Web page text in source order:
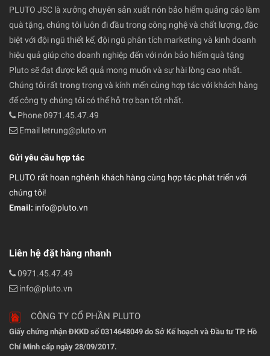
Về PLUTO JSC
PLUTO JSC là xưởng chuyên sản xuất nón bảo hiểm quảng cáo làm
quà tặng, chúng tôi luôn đi đầu trong công nghệ và chất lượng, đặc
biệt với đội ngũ thiết kế, đội ngũ phân tích marketing và kinh doanh
hiệu quả giúp cho doanh nghiệp đến với nón bảo hiểm quà tặng
Pluto sẽ đạt được kết quả mong muốn và sự hài lòng cao nhất.
Chúng tôi rất trong trọng và kính mến cùng hợp tác với khách hàng
để công ty chúng tôi có thể hỗ trợ bạn tốt nhất.
Phone 0971.45.47.49
Gửi yêu cầu hợp tác
PLUTO rất hoan nghênh khách hàng cùng hợp tác phát triển với
chúng tôi!
Liên hệ đặt hàng nhanh
0971.45.47.49
CÔNG TY CỔ PHẦN PLUTO
Giấy chứng nhận ĐKKD số 0314648049 do Sở Kế hoạch và Đầu tư TP. Hồ